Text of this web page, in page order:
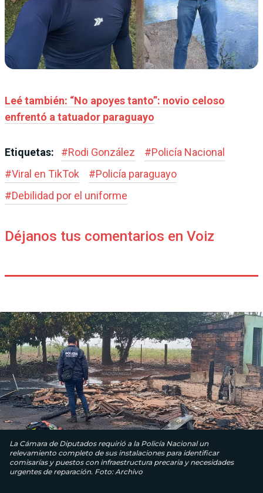
Leé también: “No apoyes tanto”: novio celoso
enfrentó a tatuador paraguayo
Etiquetas: #Rodi González #Policía Nacional
#Viral en TikTok #Policía paraguayo
#Debilidad por el uniforme
Déjanos tus comentarios en Voiz
La Cámara de Diputados requirió a la Policía Nacional un
relevamiento completo de sus instalaciones para identificar
comisarías y puestos con infraestructura precaria y necesidades
urgentes de reparación. Foto: Archivo